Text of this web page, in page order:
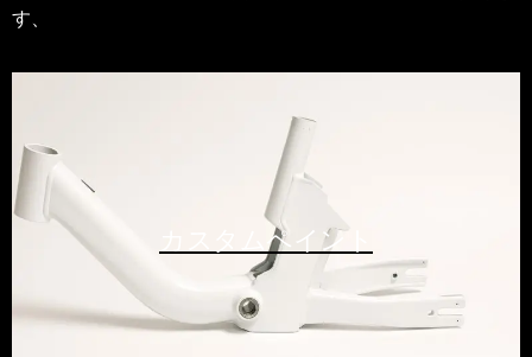
す、
カスタムペイント